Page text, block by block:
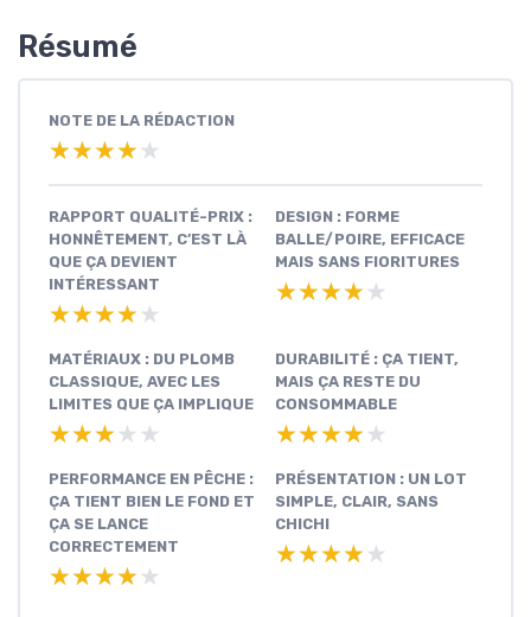
Résumé
NOTE DE LA RÉDACTION
★★★★★
★★★★★
RAPPORT QUALITÉ-PRIX :
HONNÊTEMENT, C’EST LÀ
QUE ÇA DEVIENT
INTÉRESSANT
★★★★★
★★★★★
DESIGN : FORME
BALLE/POIRE, EFFICACE
MAIS SANS FIORITURES
★★★★★
★★★★★
MATÉRIAUX : DU PLOMB
CLASSIQUE, AVEC LES
LIMITES QUE ÇA IMPLIQUE
★★★★★
★★★★★
DURABILITÉ : ÇA TIENT,
MAIS ÇA RESTE DU
CONSOMMABLE
★★★★★
★★★★★
PERFORMANCE EN PÊCHE :
ÇA TIENT BIEN LE FOND ET
ÇA SE LANCE
CORRECTEMENT
★★★★★
★★★★★
PRÉSENTATION : UN LOT
SIMPLE, CLAIR, SANS
CHICHI
★★★★★
★★★★★